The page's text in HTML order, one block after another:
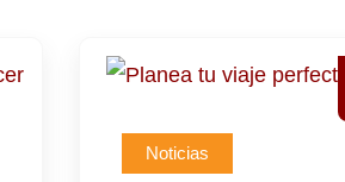
Noticias